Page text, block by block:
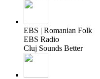
EBS | Romanian Folk
EBS Radio
Cluj Sounds Better